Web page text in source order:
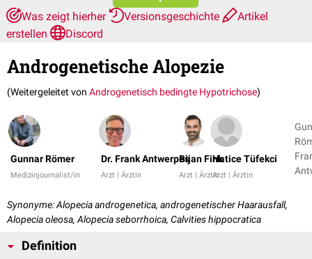
Was zeigt hierher
Versionsgeschichte
Artikel
erstellen
Discord
Androgenetische Alopezie
(Weitergeleitet von Androgenetisch bedingte Hypotrichose)
Gunnar Römer
Medizinjournalist/in
Dr. Frank Antwerpes
Arzt | Ärztin
Bijan Fink
Arzt | Ärztin
Hatice Tüfekci
Arzt | Ärztin
Synonyme: Alopecia androgenetica, androgenetischer Haarausfall,
Alopecia oleosa, Alopecia seborrhoica, Calvities hippocratica
Definition